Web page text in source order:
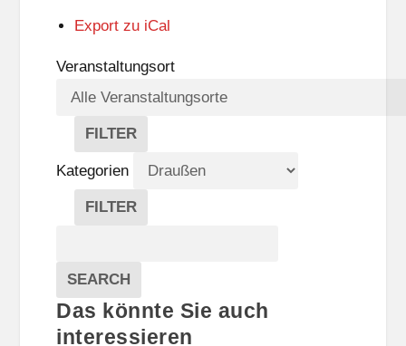
Export zu iCal
Veranstaltungsort
FILTER
V
E
R
A
A
L
T
U
Kategorien
FILTER
E
G
O
R
Veranstaltungen
SEARCH
Das könnte Sie auch
interessieren